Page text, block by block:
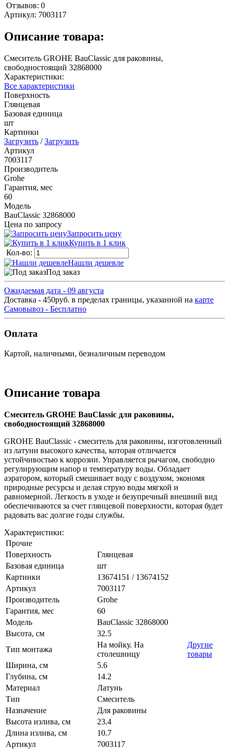
Отзывов: 0
Артикул: 7003117
Описание товара:
Смеситель GROHE BauClassic для раковины,
свободностоящий 32868000
Характеристики:
Все характеристики
Поверхность
Глянцевая
Базовая единица
шт
Картинки
Загрузить /Загрузить
Артикул
7003117
Производитель
Grohe
Гарантия, мес
60
Модель
BauClassic 32868000
Цена по запросу
Запросить цену
Купить в 1 клик
Кол-во:
Нашли дешевле
Под заказ
Ожидаемая дата - 09 августа
Доставка - 450руб. в пределах границы, указанной на карте
Самовывоз - Бесплатно
Оплата
Картой, наличными, безналичным переводом
Описание товара
Смеситель GROHE BauClassic для раковины,
свободностоящий 32868000
GROHE BauClassic - смеситель для раковины, изготовленный
из латуни высокого качества, которая отличается
устойчивостью к коррозии. Управляется рычагом, свободно
регулирующим напор и температуру воды. Обладает
аэратором, который смешивает воду с воздухом, экономя
природные ресурсы и делая струю воды мягкой и
равномерной. Легкость в уходе и безупречный внешний вид
обеспечиваются за счет глянцевой поверхности, которая будет
радовать вас долгие годы службы.
Характеристики:
Прочие
Поверхность
Глянцевая
Базовая единица
шт
Картинки
13674151 / 13674152
Артикул
7003117
Производитель
Grohe
Гарантия, мес
60
Модель
BauClassic 32868000
Высота, см
32.5
Тип монтажа
На мойку. На
столешницу
Другие
товары
Ширина, см
5.6
Глубина, см
14.2
Материал
Латунь
Тип
Смеситель
Назначение
Для раковины
Высота излива, см
23.4
Длина излива, см
10.7
Артикул
7003117